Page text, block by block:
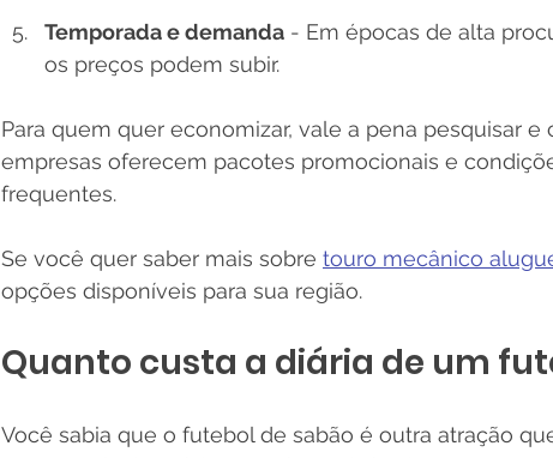
Temporada e demanda - Em épocas de alta
os preços podem subir.
Para quem quer economizar, vale a pena pesquisar
empresas oferecem pacotes promocionais e
frequentes.
Se você quer saber mais sobre touro mecânico
opções disponíveis para sua região.
Quanto custa a diária de um
Você sabia que o futebol de sabão é outra atração